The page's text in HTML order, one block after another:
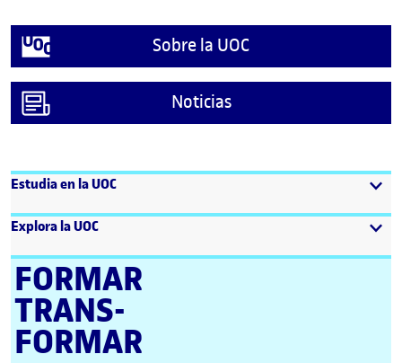
Sobre la UOC
Noticias
Estudia en la UOC
Explora la UOC
FORMAR
TRANS­
FORMAR